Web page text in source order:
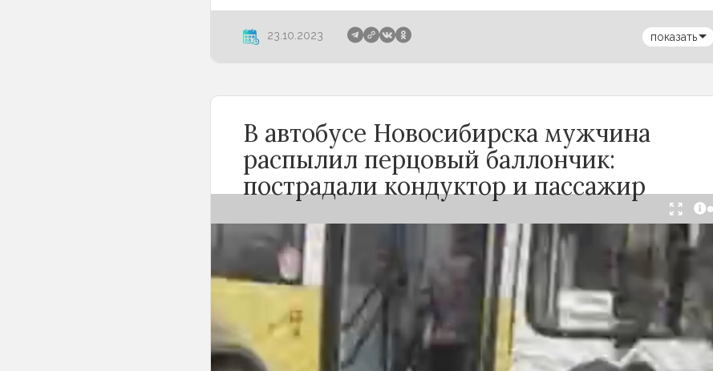
23.10.2023 показать
В автобусе Новосибирска мужчина
распылил перцовый баллончик:
пострадали кондуктор и пассажир
Вечером 24 сентября в салоне автобуса маршрута №18 в
Новосибирске произошёл инцидент с применением перцового
баллончика. Как сообщили очевидцы в
Telegram-канале
«Инцидент Новосибирск»
, неизвестный мужчина с бородой
сначала вступил в перепалку с кондуктором, затем поссорился
с другими пассажирами. В ходе конфликта он достал газовый
баллончик и распылил его в салоне.